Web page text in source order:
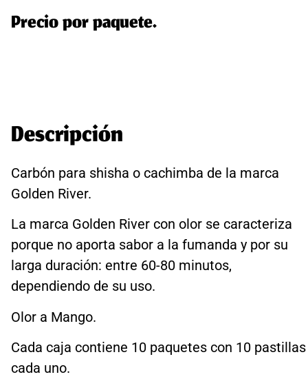
Precio por paquete.
Descripción
Carbón para shisha o cachimba de la marca
Golden River.
La marca Golden River con olor se caracteriza
porque no aporta sabor a la fumanda y por su
larga duración: entre 60-80 minutos,
dependiendo de su uso.
Olor a Mango.
Cada caja contiene 10 paquetes con 10 pastillas
cada uno.